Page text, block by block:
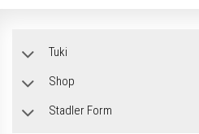
Tuki
Shop
Stadler Form